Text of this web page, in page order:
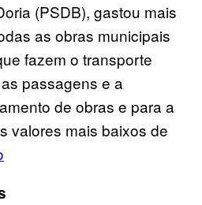
(PSDB), gastou mais
as obras municipais
fazem o transporte
passagens e a
de obras e para a
valores mais baixos de